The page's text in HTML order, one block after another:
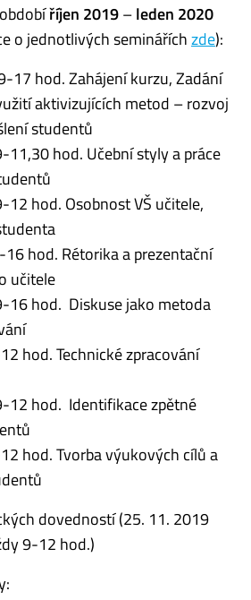
říjen 2019–leden 2020
o jednotlivých semináříchzde):
17 hod. Zahájení kurzu, Zadání
aktivizujících metod – rozvoj
studentů
11,30 hod. Učební styly a práce
12 hod. Osobnost VŠ učitele,
hod. Rétorika a prezentační
učitele
16 hod. Diskuse jako metoda
hod. Technické zpracování
12 hod. Identifikace zpětné
hod. Tvorba výukových cílů a
dovedností (25. 11. 2019
9-12 hod.)